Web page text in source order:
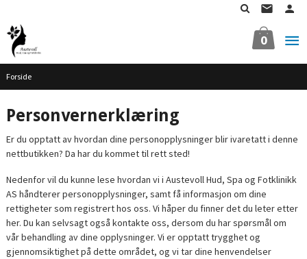
innholdet
0
Forside
Personvernerklæring
Er du opptatt av hvordan dine personopplysninger blir ivaretatt i denne
nettbutikken? Da har du kommet til rett sted!
Nedenfor vil du kunne lese hvordan vi i Austevoll Hud, Spa og Fotklinikk
AS håndterer personopplysninger, samt få informasjon om dine
rettigheter som registrert hos oss. Vi håper du finner det du leter etter
her. Du kan selvsagt også kontakte oss, dersom du har spørsmål om
vår behandling av dine opplysninger. Vi er opptatt trygghet og
gjennomsiktighet på dette området, og vi tar dine henvendelser